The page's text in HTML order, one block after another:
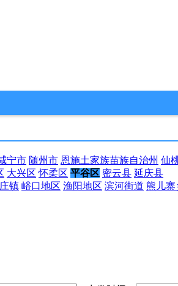
宁市 随州市 恩施土家族苗族自治州 仙
大兴区 怀柔区 平谷区 密云县 延庆县
镇 峪口地区 渔阳地区 滨河街道 熊儿寨